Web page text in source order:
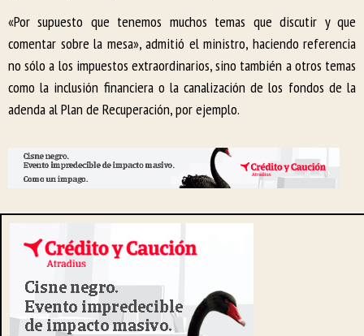
«Por supuesto que tenemos muchos temas que discutir y que
comentar sobre la mesa», admitió el ministro, haciendo referencia
no sólo a los impuestos extraordinarios, sino también a otros temas
como la inclusión financiera o la canalización de los fondos de la
adenda al Plan de Recuperación, por ejemplo.